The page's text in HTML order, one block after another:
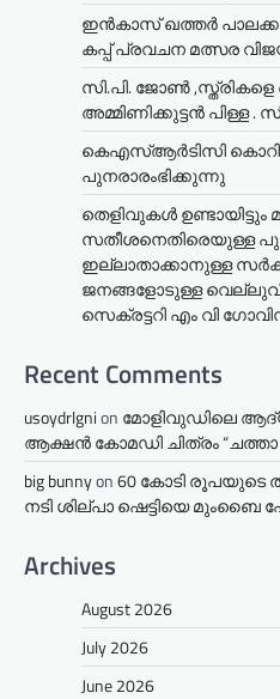
ഇൻകാസ് ഖത്തർ
കപ്പ് പ്രവചന മത്സര
സി.പി. ജോൺ ,സ്ത്രികളെ
അമ്മിണിക്കുട്ടൻ പിള്ള .
കെഎസ്ആർടിസി
പുനരാരംഭിക്കുന്നു
തെളിവുകൾ ഉണ്ടായിട്ടും
സതീശനെതിരെയുള്ള
ഇല്ലാതാക്കാനുള്ള
ജനങ്ങളോടുള്ള
സെക്രട്ടറി എം വി
Recent Comments
usoydrlgnion മോളിവുഡിലെ
ആക്ഷൻ കോമഡി ചിത്രം “ചത്താ
big bunnyon60 കോടി രൂപയുടെ
നടി ശില്പാ ഷെട്ടിയെ
Archives
August 2026
July 2026
June 2026